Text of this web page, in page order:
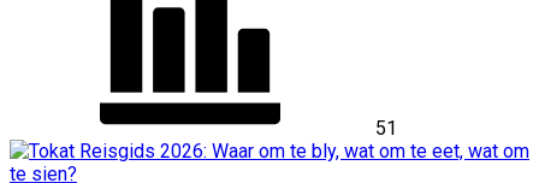
51